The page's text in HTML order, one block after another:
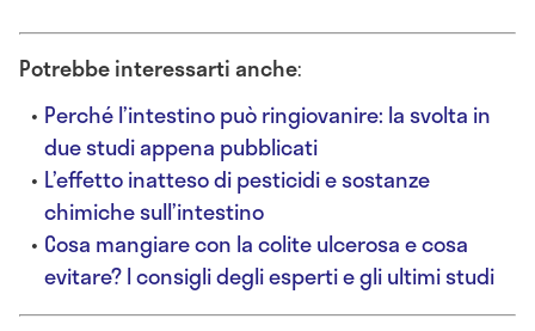
Potrebbe interessarti anche:
Perché l’intestino può ringiovanire: la svolta in
due studi appena pubblicati
L’effetto inatteso di pesticidi e sostanze
chimiche sull’intestino
Cosa mangiare con la colite ulcerosa e cosa
evitare? I consigli degli esperti e gli ultimi studi